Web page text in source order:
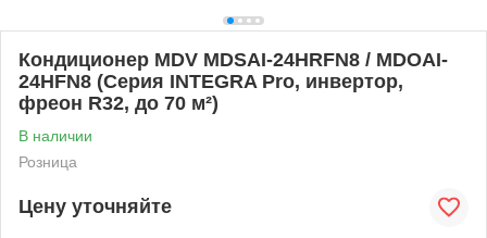
Кондиционер MDV MDSAI-24HRFN8 / MDOAI-
24HFN8 (Серия INTEGRA Pro, инвертор,
фреон R32, до 70 м²)
В наличии
Розница
Цену уточняйте